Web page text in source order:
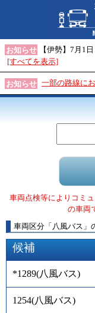
お知らせ
【伊勢】7月1
[すべてを表示]
お知らせ 一部の路線に
車両点検等によりコミ
の車両
車両区分 「 八風バス 」
候補
*1289(八風バス)
1254(八風バス)